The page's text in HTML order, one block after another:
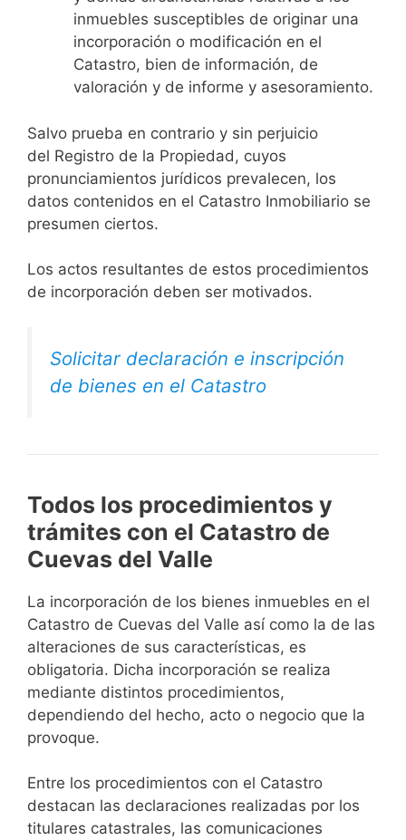
inmuebles susceptibles de originar una
incorporación o modificación en el
Catastro, bien de información, de
valoración y de informe y asesoramiento.
Salvo prueba en contrario y sin perjuicio
del Registro de la Propiedad, cuyos
pronunciamientos jurídicos prevalecen, los
datos contenidos en el Catastro Inmobiliario se
presumen ciertos.
Los actos resultantes de estos procedimientos
de incorporación deben ser motivados.
Solicitar declaración e inscripción
de bienes en el Catastro
Todos los procedimientos y
trámites con el Catastro de
Cuevas del Valle
La incorporación de los bienes inmuebles en el
Catastro de Cuevas del Valle así como la de las
alteraciones de sus características, es
obligatoria. Dicha incorporación se realiza
mediante distintos procedimientos,
dependiendo del hecho, acto o negocio que la
provoque.
Entre los procedimientos con el Catastro
destacan las declaraciones realizadas por los
titulares catastrales, las comunicaciones